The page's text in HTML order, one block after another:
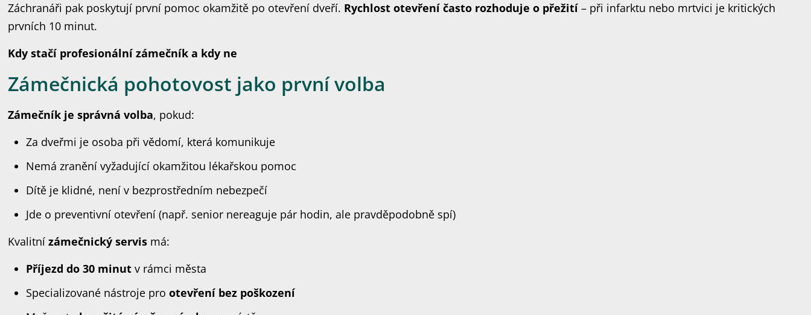
Záchranáři pak poskytují první pomoc okamžitě po otevření dveří. Rychlost otevření často rozhoduje o přežití – při infarktu nebo mrtvici je kritických
prvních 10 minut.
Kdy stačí profesionální zámečník a kdy ne
Zámečnická pohotovost jako první volba
Zámečník je správná volba, pokud:
Za dveřmi je osoba při vědomí, která komunikuje
Nemá zranění vyžadující okamžitou lékařskou pomoc
Dítě je klidné, není v bezprostředním nebezpečí
Jde o preventivní otevření (např. senior nereaguje pár hodin, ale pravděpodobně spí)
Kvalitnízámečnický servis má:
Příjezd do 30 minut v rámci města
Specializované nástroje prootevření bez poškození